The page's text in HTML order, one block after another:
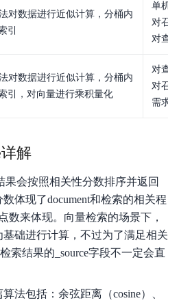
对数据进行近似计算，分桶内
引
单机
对召
对查
对数据进行近似计算，分桶内
引，对向量进行乘积量化
对查
对召
需求
详解
果会按照相关性分数排序并返回
体现了document和检索的相关程
数来体现。向量检索的场景下，
础进行计算，不过为了满足相关
索结果的_source字段不一定会直
法包括：余弦距离（cosine）、